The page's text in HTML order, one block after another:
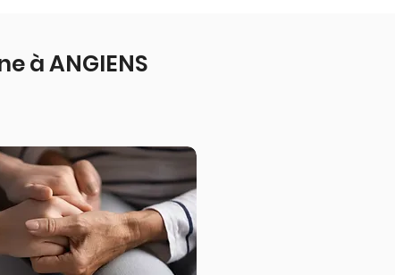
à ANGIENS